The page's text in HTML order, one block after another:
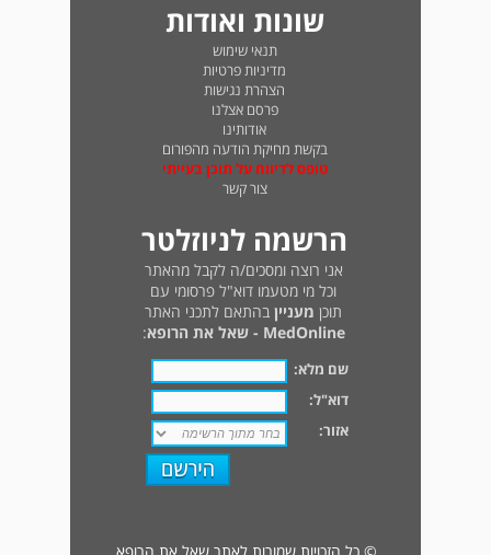
שונות ואודות
תנאי שימוש
מדיניות פרטיות
הצהרת נגישות
פרסם אצלנו
אודותינו
בקשת מחיקת הודעה מהפורום
טופס לדיווח על תוכן בעייתי
צור קשר
הרשמה לניוזלטר
אני רוצה ומסכים/ה לקבל מהאתר
וכל מי מטעמו דוא"ל פרסומי עם
תוכן מעניין בהתאם לתכני האתר
MedOnline - שאל את הרופא
:
שם מלא:
דוא"ל:
אזור: